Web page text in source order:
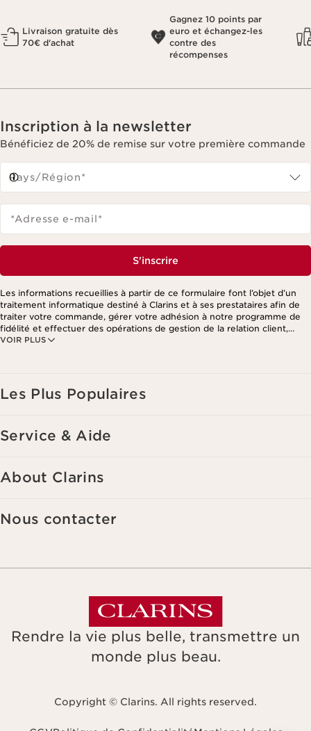
Livraison gratuite dès
70€ d'achat
Gagnez 10 points par
euro et échangez-les
contre des
récompenses
Inscription à la newsletter
Bénéficiez de 20% de remise sur votre première commande
Pays/Région*
*Adresse e-mail*
S'inscrire
VOIR PLUS
Les informations recueillies à partir de ce formulaire font l’objet d’un
traitement informatique destiné à Clarins et à ses prestataires afin de
traiter votre commande, gérer votre adhésion à notre programme de
fidélité et effectuer des opérations de gestion de la relation client,
notamment pour vous adresser des offres personnalisées en fonction
Les Plus Populaires
Service & Aide
About Clarins
Nous contacter
Rendre la vie plus belle, transmettre un
monde plus beau.
Copyright © Clarins. All rights reserved.